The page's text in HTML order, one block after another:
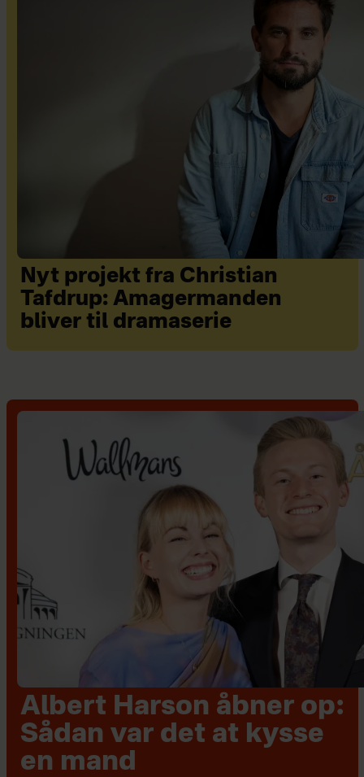
Nyt projekt fra Christian
Tafdrup: Amagermanden
bliver til dramaserie
Albert Harson åbner op:
Sådan var det at kysse
en mand